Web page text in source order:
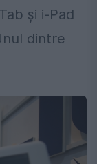
şi i-Pad
dintre